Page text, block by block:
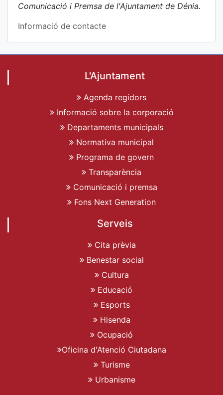
Comunicació i Premsa de l'Ajuntament de Dénia.
Informació de contacte
L'Ajuntament
Agenda regidors
Informació sobre la corporació
Departaments municipals
Normativa municipal
Programa de govern
Transparència
Comunicació i premsa
Fons Next Generation
Serveis
Cita prèvia
Benestar social
Cultura
Educació
Esports
Hisenda
Ocupació
Oficina d'Atenció Ciutadana
Turisme
Urbanisme